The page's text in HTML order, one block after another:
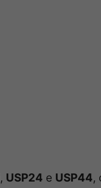
, USP24 e USP44,